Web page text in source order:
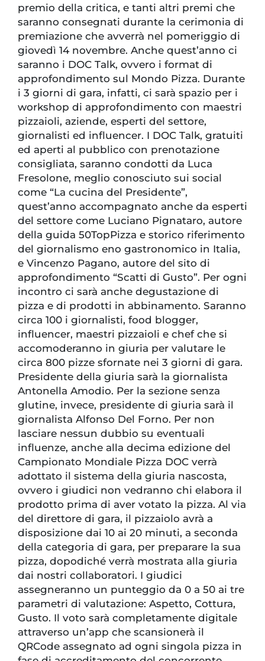
premio della critica, e tanti altri premi che
saranno consegnati durante la cerimonia di
premiazione che avverrà nel pomeriggio di
giovedì 14 novembre. Anche quest’anno ci
saranno i DOC Talk, ovvero i format di
approfondimento sul Mondo Pizza. Durante
i 3 giorni di gara, infatti, ci sarà spazio per i
workshop di approfondimento con maestri
pizzaioli, aziende, esperti del settore,
giornalisti ed influencer. I DOC Talk, gratuiti
ed aperti al pubblico con prenotazione
consigliata, saranno condotti da Luca
Fresolone, meglio conosciuto sui social
come “La cucina del Presidente”,
quest’anno accompagnato anche da esperti
del settore come Luciano Pignataro, autore
della guida 50TopPizza e storico riferimento
del giornalismo eno gastronomico in Italia,
e Vincenzo Pagano, autore del sito di
approfondimento “Scatti di Gusto”. Per ogni
incontro ci sarà anche degustazione di
pizza e di prodotti in abbinamento. Saranno
circa 100 i giornalisti, food blogger,
influencer, maestri pizzaioli e chef che si
accomoderanno in giuria per valutare le
circa 800 pizze sfornate nei 3 giorni di gara.
Presidente della giuria sarà la giornalista
Antonella Amodio. Per la sezione senza
glutine, invece, presidente di giuria sarà il
giornalista Alfonso Del Forno. Per non
lasciare nessun dubbio su eventuali
influenze, anche alla decima edizione del
Campionato Mondiale Pizza DOC verrà
adottato il sistema della giuria nascosta,
ovvero i giudici non vedranno chi elabora il
prodotto prima di aver votato la pizza. Al via
del direttore di gara, il pizzaiolo avrà a
disposizione dai 10 ai 20 minuti, a seconda
della categoria di gara, per preparare la sua
pizza, dopodiché verrà mostrata alla giuria
dai nostri collaboratori. I giudici
assegneranno un punteggio da 0 a 50 ai tre
parametri di valutazione: Aspetto, Cottura,
Gusto. Il voto sarà completamente digitale
attraverso un’app che scansionerà il
QRCode assegnato ad ogni singola pizza in